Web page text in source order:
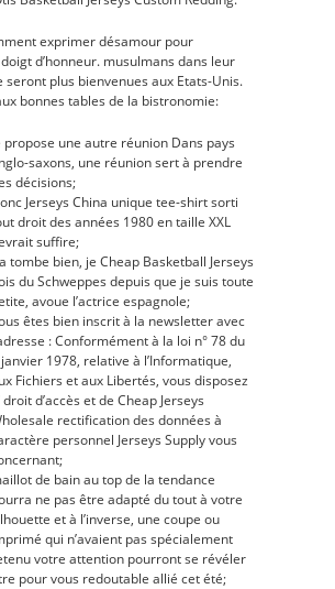
exprimer désamour pour
d’honneur. musulmans dans leur
seront plus bienvenues aux Etats-Unis.
bonnes tables de la bistronomie:
propose une autre réunion Dans pays
saxons, une réunion sert à prendre
décisions;
Jerseys China unique tee-shirt sorti
droit des années 1980 en taille XXL
suffire;
tombe bien, je Cheap Basketball Jerseys
du Schweppes depuis que je suis toute
avoue l’actrice espagnole;
êtes bien inscrit à la newsletter avec
: Conformément à la loi n° 78 du
1978, relative à l’Informatique,
Fichiers et aux Libertés, vous disposez
droit d’accès et de Cheap Jerseys
rectification des données à
personnel Jerseys Supply vous
de bain au top de la tendance
ne pas être adapté du tout à votre
et à l’inverse, une coupe ou
qui n’avaient pas spécialement
votre attention pourront se révéler
pour vous redoutable allié cet été;